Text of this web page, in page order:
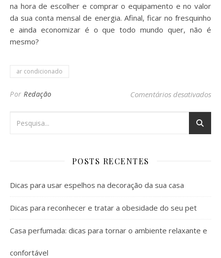
na hora de escolher e comprar o equipamento e no valor
da sua conta mensal de energia. Afinal, ficar no fresquinho
e ainda economizar é o que todo mundo quer, não é
mesmo?
ar condicionado
Por Redação Comentários desativados
POSTS RECENTES
Dicas para usar espelhos na decoração da sua casa
Dicas para reconhecer e tratar a obesidade do seu pet
Casa perfumada: dicas para tornar o ambiente relaxante e
confortável